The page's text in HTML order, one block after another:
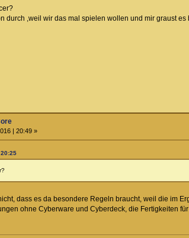
durch ,weil wir das mal spielen wollen und mir graust es
| 20:49 »
dass es da besondere Regeln braucht, weil die im
ohne Cyberware und Cyberdeck, die Fertigkeiten